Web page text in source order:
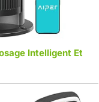
Intelligent Et